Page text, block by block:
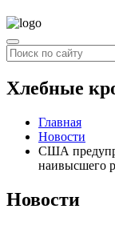
Хлебные
Главная
Новости
США
наивысшего
Новости